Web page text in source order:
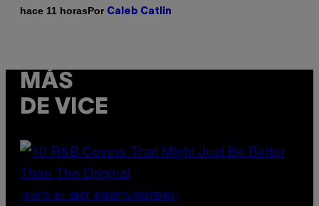
hace 11 horasPor Caleb Catlin
MÁS
DE VICE
(PHOTO BY EBET ROBERTS/REDFERNS)